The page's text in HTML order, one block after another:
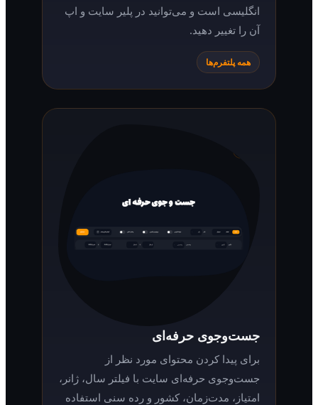
انگلیسی است و می‌توانید در پلیر سایت و اپ
آن را تغییر دهید.
همه پلتفرم‌ها
جست‌وجوی حرفه‌ای
برای پیدا کردن محتوای مورد نظر از
جست‌وجوی حرفه‌ای سایت با فیلتر سال، ژانر،
امتیاز، مدت‌زمان، کشور و رده سنی استفاده